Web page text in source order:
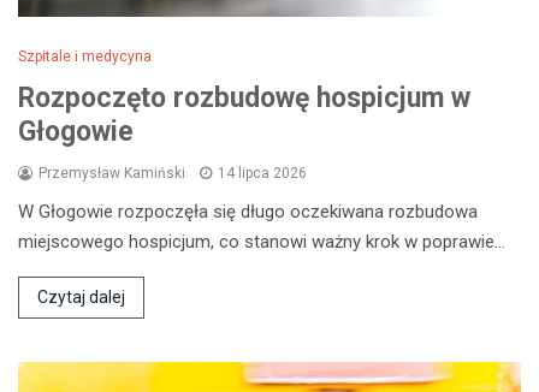
Szpitale i medycyna
Rozpoczęto rozbudowę hospicjum w
Głogowie
Przemysław Kamiński 14 lipca 2026
W Głogowie rozpoczęła się długo oczekiwana rozbudowa
miejscowego hospicjum, co stanowi ważny krok w poprawie…
Czytaj dalej